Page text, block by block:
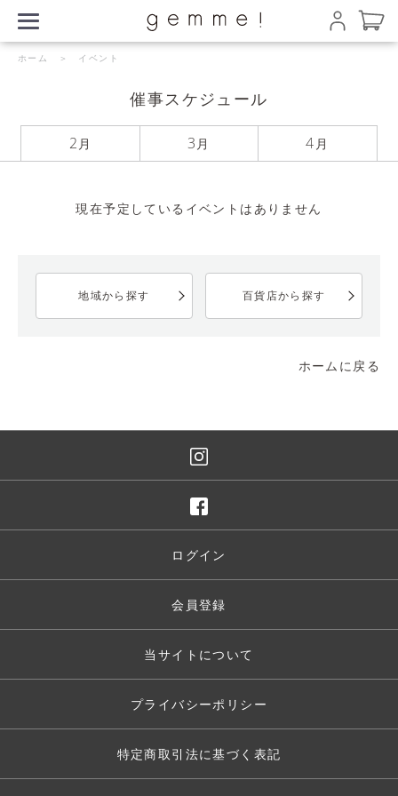
ホーム ＞ イベント
催事スケジュール
2 月 3 月 4 月
現在予定しているイベントはありません
地域から探す 百貨店から探す
ホームに戻る
ログイン
会員登録
当サイトについて
プライバシーポリシー
特定商取引法に基づく表記